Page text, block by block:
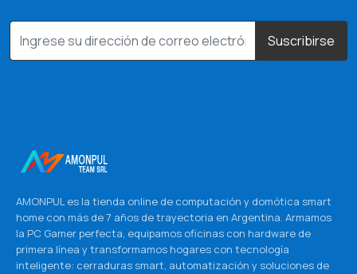
Suscribirse
AMONPUL es la tienda online de computación y domótica smart
home con más de 7 años de trayectoria en Argentina. Armamos
la PC Gamer perfecta, equipamos oficinas con hardware de
primera línea y transformamos hogares con tecnología
inteligente: cerraduras smart, automatización y soluciones de